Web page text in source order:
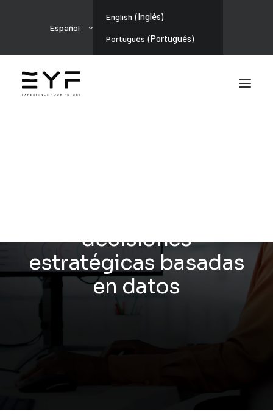
Español
English (Inglés)
Português (Portugués)
decisiones
estratégicas basadas
en datos